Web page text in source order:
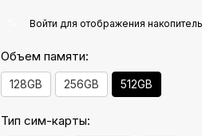
Войти для отображения
Объем памяти:
128GB 256GB 512GB
Тип сим-карты: